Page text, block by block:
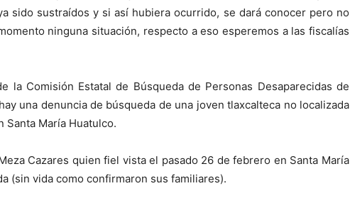
sido sustraídos y si así hubiera ocurrido, se dará conocer pero no
ninguna situación, respecto a eso esperemos a las fiscalías
la Comisión Estatal de Búsqueda de Personas Desaparecidas de
una denuncia de búsqueda de una joven tlaxcalteca no localizada
Santa María Huatulco.
Cazares quien fiel vista el pasado 26 de febrero en Santa María
(sin vida como confirmaron sus familiares).